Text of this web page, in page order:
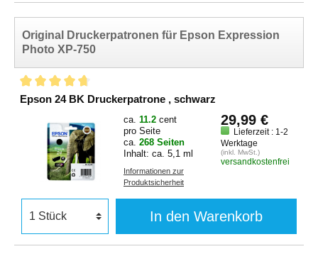
Original Druckerpatronen für Epson Expression
Photo XP-750
Epson 24 BK Druckerpatrone , schwarz
ca. 11.2 cent
pro Seite
ca. 268 Seiten
Inhalt: ca. 5,1 ml
Informationen zur
Produktsicherheit
29,99 €
Lieferzeit : 1-2
Werktage
(inkl. MwSt.)
versandkostenfrei
In den Warenkorb